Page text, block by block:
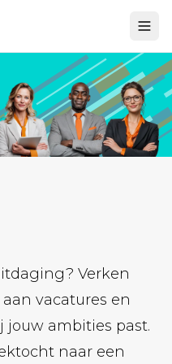
Verken
vacatures en
jouw ambities past.
naar een